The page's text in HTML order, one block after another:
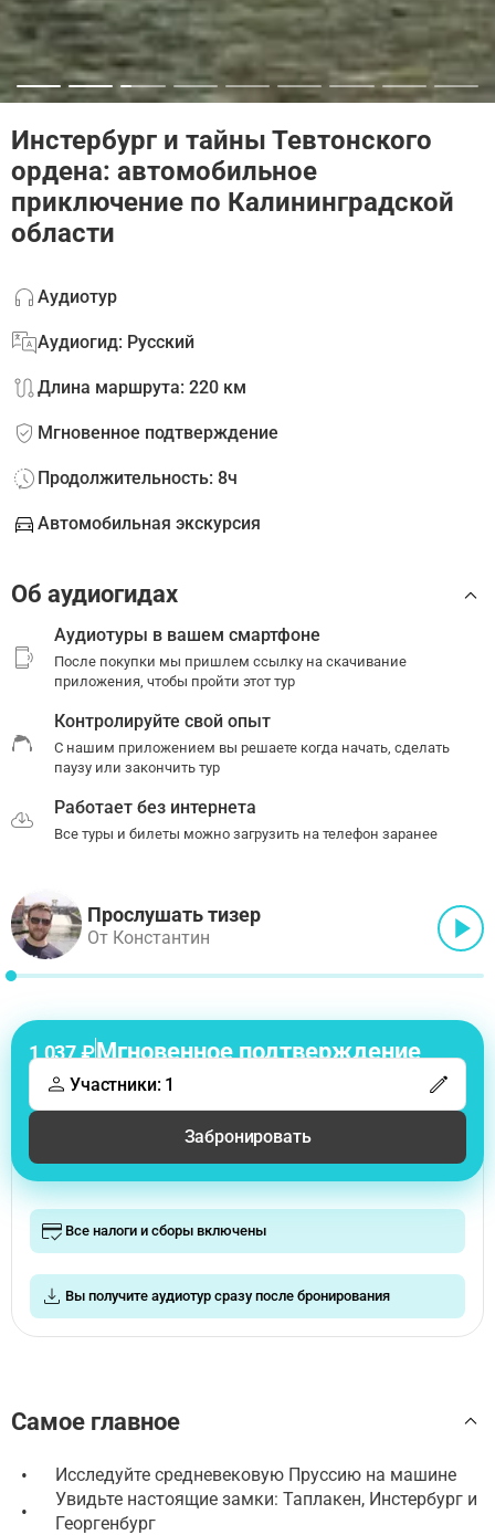
Инстербург и тайны Тевтонского
ордена: автомобильное
приключение по Калининградской
области
Аудиотур
Аудиогид: Русский
Длина маршрута: 220 км
Мгновенное подтверждение
Продолжительность: 8ч
Автомобильная экскурсия
Об аудиогидах
Аудиотуры в вашем смартфоне
После покупки мы пришлем ссылку на скачивание
приложения, чтобы пройти этот тур
Контролируйте свой опыт
С нашим приложением вы решаете когда начать, сделать
паузу или закончить тур
Работает без интернета
Все туры и билеты можно загрузить на телефон заранее
Прослушать тизер
От Константин
1 037 ₽Мгновенное подтверждение
Участники: 1
Забронировать
Все налоги и сборы включены
Вы получите аудиотур сразу после бронирования
Самое главное
• Исследуйте средневековую Пруссию на машине
•
Увидьте настоящие замки: Таплакен, Инстербург и
Георгенбург